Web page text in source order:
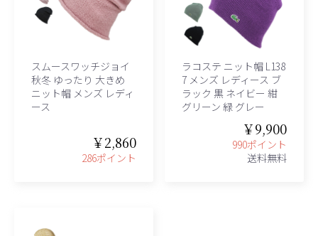
スムースワッチジョイ
秋冬 ゆったり 大きめ
ニット帽 メンズ レディ
ース
￥2,860
286ポイント
ラコステ ニット帽 L138
7 メンズ レディース ブ
ラック 黒 ネイビー 紺
グリーン 緑 グレー
￥9,900
990ポイント
送料無料